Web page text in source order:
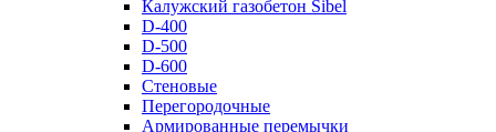
Калужский газобетон Sibel
D-400
D-500
D-600
Стеновые
Перегородочные
Армированные перемычки